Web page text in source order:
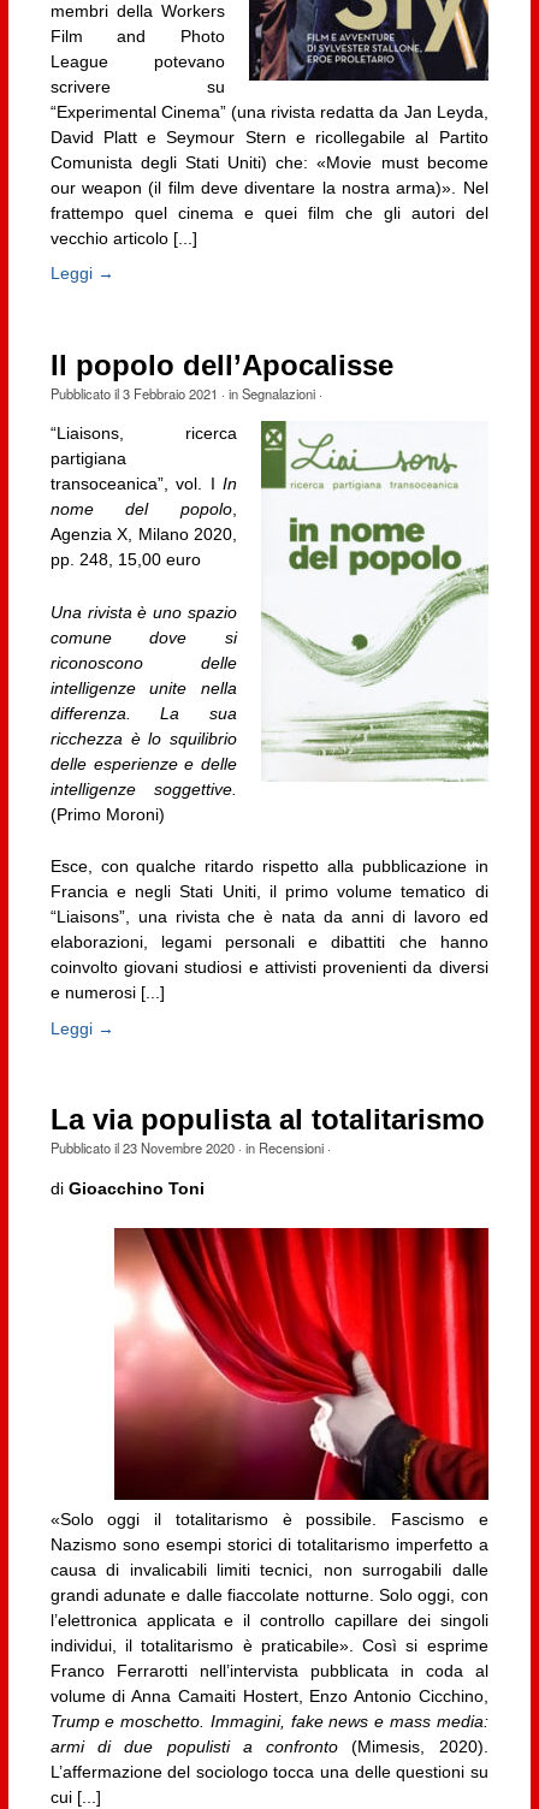
membri della Workers
Film and Photo
League potevano
scrivere su
“Experimental Cinema” (una rivista redatta da Jan Leyda,
David Platt e Seymour Stern e ricollegabile al Partito
Comunista degli Stati Uniti) che: «Movie must become
our weapon (il film deve diventare la nostra arma)». Nel
frattempo quel cinema e quei film che gli autori del
vecchio articolo [...]
Leggi →
Il popolo dell’Apocalisse
Pubblicato il3 Febbraio 2021 · inSegnalazioni·
“Liaisons, ricerca
partigiana
transoceanica”, vol. IIn
nome del popolo,
Agenzia X, Milano 2020,
pp. 248, 15,00 euro
Una rivista è uno spazio
comune dove si
riconoscono delle
intelligenze unite nella
differenza. La sua
ricchezza è lo squilibrio
delle esperienze e delle
intelligenze soggettive.
(Primo Moroni)
Esce, con qualche ritardo rispetto alla pubblicazione in
Francia e negli Stati Uniti, il primo volume tematico di
“Liaisons”, una rivista che è nata da anni di lavoro ed
elaborazioni, legami personali e dibattiti che hanno
coinvolto giovani studiosi e attivisti provenienti da diversi
e numerosi [...]
Leggi →
La via populista al totalitarismo
Pubblicato il23 Novembre 2020· in Recensioni·
di Gioacchino Toni
«Solo oggi il totalitarismo è possibile. Fascismo e
Nazismo sono esempi storici di totalitarismo imperfetto a
causa di invalicabili limiti tecnici, non surrogabili dalle
grandi adunate e dalle fiaccolate notturne. Solo oggi, con
l’elettronica applicata e il controllo capillare dei singoli
individui, il totalitarismo è praticabile». Così si esprime
Franco Ferrarotti nell’intervista pubblicata in coda al
volume di Anna Camaiti Hostert, Enzo Antonio Cicchino,
Trump e moschetto. Immagini, fake news e mass media:
armi di due populisti a confronto (Mimesis, 2020).
L’affermazione del sociologo tocca una delle questioni su
cui [...]